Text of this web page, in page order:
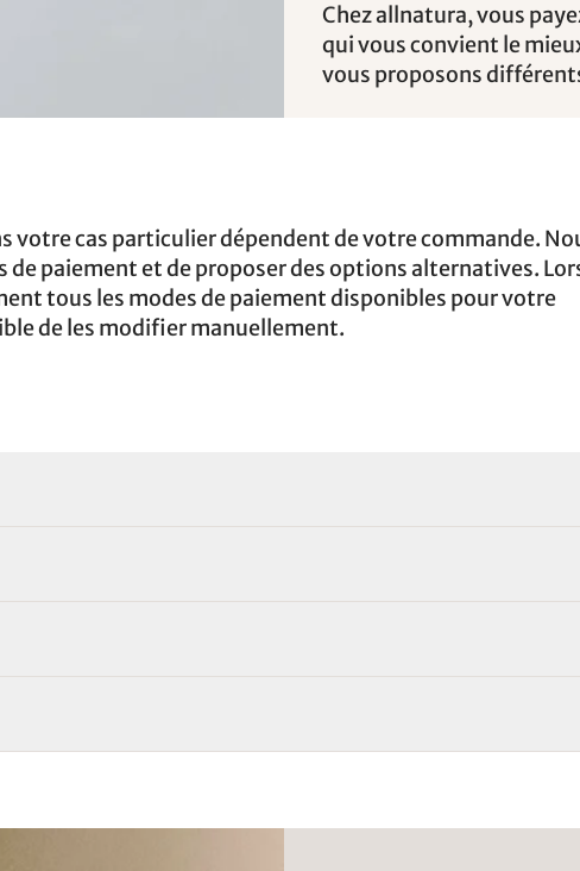
Chez allnatura, vous
qui vous convient le
vous proposons
votre cas particulier dépendent de votre commande.
paiement et de proposer des options alternatives.
tous les modes de paiement disponibles pour votre
de les modifier manuellement.